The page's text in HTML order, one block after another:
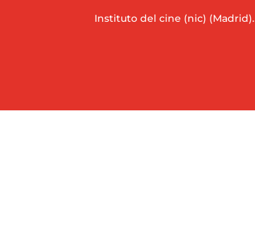
Instituto del cine (nic) (Madrid).